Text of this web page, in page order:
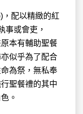
，配以精緻的紅
事或會吏，
本有輔助聖餐
似乎為了配合
為祭，無私奉
聖餐禮的其中
。